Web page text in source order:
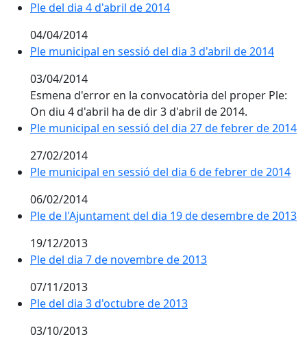
Ple del dia 4 d'abril de 2014
04/04/2014
Ple municipal en sessió del dia 3 d'abril de 2014
03/04/2014
Esmena d'error en la convocatòria del proper Ple:
On diu 4 d'abril ha de dir 3 d'abril de 2014.
Ple municipal en sessió del dia 27 de febrer de 2014
27/02/2014
Ple municipal en sessió del dia 6 de febrer de 2014
06/02/2014
Ple de l'Ajuntament del dia 19 de desembre de 2013
19/12/2013
Ple del dia 7 de novembre de 2013
07/11/2013
Ple del dia 3 d'octubre de 2013
03/10/2013